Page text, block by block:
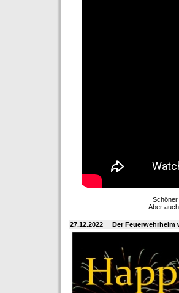
Schöner
Aber
27.12.2022 Der